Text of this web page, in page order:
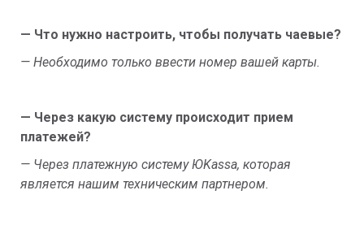
— Что нужно настроить, чтобы получать чаевые?
— Необходимо только ввести номер вашей карты.
— Через какую систему происходит прием
платежей?
— Через платежную систему ЮKassa, которая
является нашим техническим партнером.